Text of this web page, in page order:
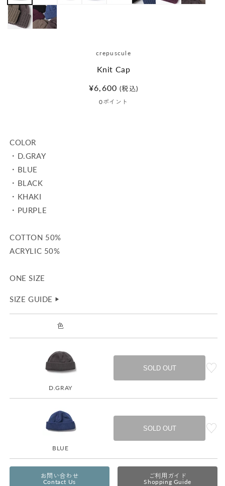
で
crepuscule
Knit Cap
通
¥6,600 (税込)
0ポイント
COLOR
・D.GRAY
・BLUE
・BLACK
・KHAKI
・PURPLE
COTTON 50%
ACRYLIC 50%
ONE SIZE
SIZE GUIDE ▶︎
色
D.GRAY
SOLD OUT
BLUE
SOLD OUT
お問い合わせ
Contact Us
ご利用ガイド
Shopping Guide